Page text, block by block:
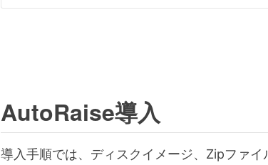
AutoRaise導入
導入手順では、ディスクイメージ、Zipファ